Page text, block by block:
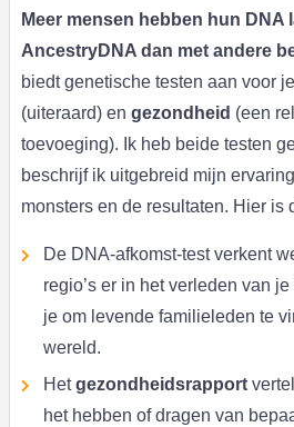
Meer mensen hebben hun DNA
AncestryDNA dan met andere
biedt genetische testen aan voor je
(uiteraard) en gezondheid (een
toevoeging). Ik heb beide testen
beschrijf ik uitgebreid mijn
monsters en de resultaten. Hier is
De DNA-afkomst-test verkent
regio’s er in het verleden van
je om levende familieleden te
wereld.
Hetgezondheidsrapport
het hebben of dragen van